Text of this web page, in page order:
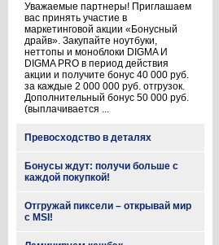
Уважаемые партнеры! Приглашаем
вас принять участие в
маркетинговой акции «Бонусный
драйв». Закупайте ноутбуки,
неттопы и моноблоки DIGMA И
DIGMA PRO в период действия
акции и получите бонус 40 000 руб.
за каждые 2 000 000 руб. отгрузок.
Дополнительный бонус 50 000 руб.
(выплачивается ...
Превосходство в деталях
Бонусы ждут: получи больше с
каждой покупкой!
Отгружай пиксели – открывай мир
с MSI!